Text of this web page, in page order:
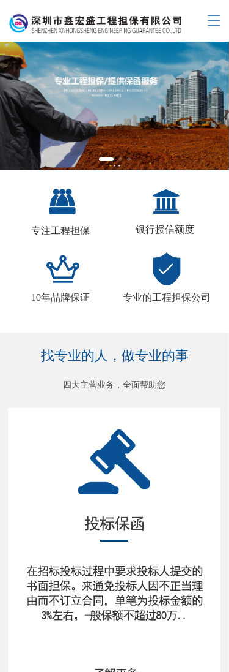
T
g
g
l
e
n
a
v
i
g
a
t
专注工程担保 银行授信额度
10年品牌保证 专业的工程担保公司
找专业的人，做专业的事
四大主营业务，全面帮助您